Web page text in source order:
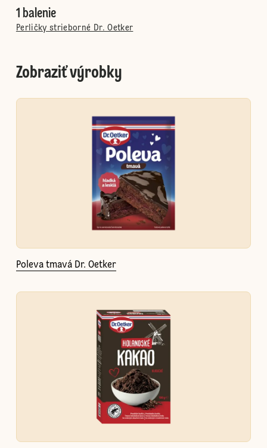
1 balenie
Perličky strieborné Dr. Oetker
Zobraziť výrobky
Poleva tmavá Dr. Oetker